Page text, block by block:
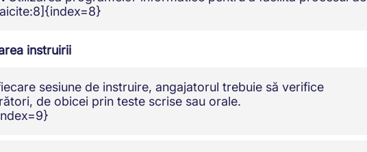
instruirii
sesiune de instruire, angajatorul trebuie să verifice
de obicei prin teste scrise sau orale.